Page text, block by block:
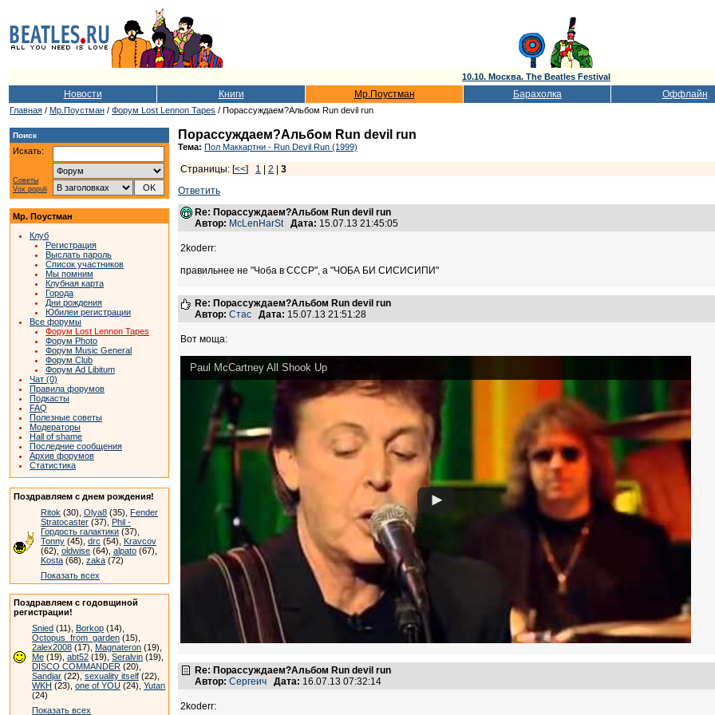
10.10. Москва. The Beatles Festival
Новости Книги Мр.Поустман Барахолка Оффлайн
Главная / Мр.Поустман / Форум Lost Lennon Tapes / Порассуждаем?Альбом Run devil run
Поиск
Искать:
Советы
Vox populi
Мр. Поустман
Клуб
Регистрация
Выслать пароль
Список участников
Мы помним
Клубная карта
Города
Дни рождения
Юбилеи регистрации
Все форумы
Форум Lost Lennon Tapes
Форум Photo
Форум Music General
Форум Club
Форум Ad Libitum
Чат (0)
Правила форумов
Подкасты
FAQ
Полезные советы
Модераторы
Hall of shame
Последние сообщения
Архив форумов
Статистика
Поздравляем с днем рождения!
Ritok (30), Olya8 (35), Fender
Stratocaster (37), Phil -
Гордость галактики (37),
Tonny (45), drc (54), Kravcov
(62), oldwise (64), alpato (67),
Kosta (68), zaka (72)
Показать всех
Поздравляем с годовщиной
регистрации!
Snied (11), Borkop (14),
Octopus_from_garden (15),
2alex2008 (17), Magnateron (19),
Me (19), abt52 (19), Seralvin (19),
DISCO COMMANDER (20),
Sandjar (22), sexuality itself (22),
WKH (23), one of YOU (24), Yutan
(24)
Показать всех
Порассуждаем?Альбом Run devil run
Тема: Пол Маккартни - Run Devil Run (1999)
Страницы: [<<] 1 2
3
Ответить
Re: Порассуждаем?Альбом Run devil run
Автор: McLenHarSt Дата: 15.07.13 21:45:05
2koderr:
правильнее не "Чоба в СССР", а "ЧОБА БИ СИСИСИПИ"
Re: Порассуждаем?Альбом Run devil run
Автор: Стас Дата: 15.07.13 21:51:28
Вот моща:
Paul McCartney All Shook Up
Re: Порассуждаем?Альбом Run devil run
Автор: Сергеич Дата: 16.07.13 07:32:14
2koderr: